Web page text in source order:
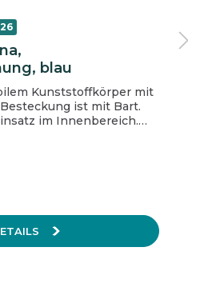
blau
Kunststoffkörper mit
ist mit Bart.
im Innenbereich.